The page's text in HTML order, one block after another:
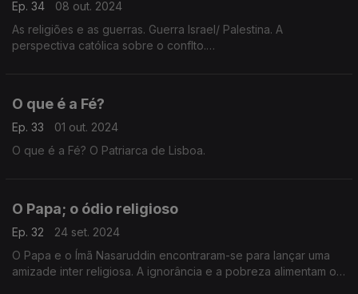
Ep. 34
08 out. 2024
As religiões e as guerras. Guerra Israel/ Palestina. A
perspectiva católica sobre o conflto.
O que é a Fé?
Ep. 33
01 out. 2024
O que é a Fé? O Patriarca de Lisboa.
O Papa; o ódio religioso
Ep. 32
24 set. 2024
O Papa e o Ímã Nasaruddin encontraram-se para lançar uma
amizade inter religiosa. A ignorância e a pobreza alimentam o